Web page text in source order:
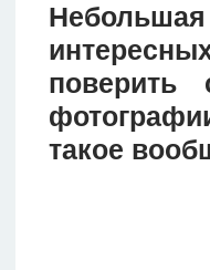
Небольшая
поверить
такое